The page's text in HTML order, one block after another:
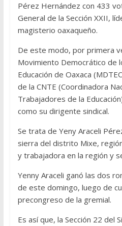
Pérez Hernández con 433
General de la Sección XXII,
magisterio oaxaqueño.
De este modo, por primera
Movimiento Democrático de
Educación de Oaxaca
de la CNTE (Coordinadora
Trabajadores de la
como su dirigente sindical.
Se trata de Yeny Araceli
sierra del distrito Mixe,
y trabajadora en la región y
Yenny Araceli ganó las dos
de este domingo, luego de
precongreso de la gremial.
Es así que, la Sección 22 del